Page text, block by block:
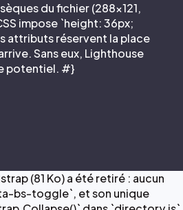
du fichier (288×121,
impose `height: 36px;
attributs réservent la place
Sans eux, Lighthouse
potentiel. #}
(81 Ko) a été retiré : aucun
bs-toggle`, et son unique